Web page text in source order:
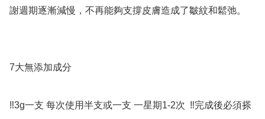
謝週期逐漸減慢，不再能夠支撐皮膚造成了皺紋和鬆弛。
7大無添加成分
‼️3g一支 每次使用半支或一支 一星期1-2次  ‼️完成後必須搽